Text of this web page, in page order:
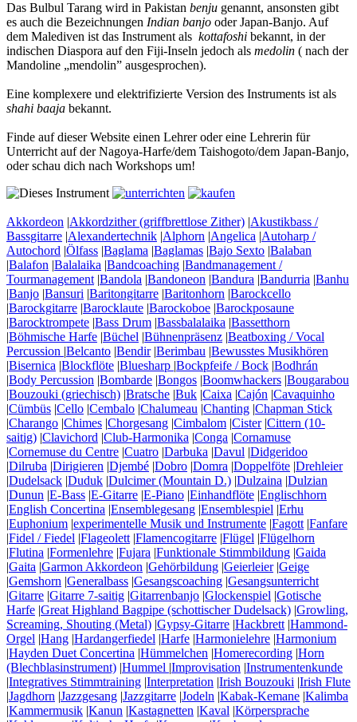
Das Bulbul Tarang wird in Pakistan benju genannt, ansonsten gibt
es auch die Bezeichnungen Indian banjo oder Japan-Banjo. Auf
dem Malediven ist das Instrument als kottafoshi bekannt, in der
indischen Diaspora auf den Fiji-Inseln jedoch als medolin ( nach der
Mandoline „mendolin” ausgesprochen).
Eine komplexere und elektrifizierte Version des Instruments ist als
shahi baaja bekannt.
Finde auf dieser Website einen Lehrer oder eine Lehrerin für
Unterricht auf der Nagoya-Harfe/dem Taishogoto/dem Japan-Banjo,
oder schau dich nach Workshops um!
Akkordeon |Akkordzither (griffbrettlose Zither) |Akustikbass /
Bassgitarre |Alexandertechnik |Alphorn |Angelica |Autoharp /
Autochord |Ölfass |Baglama |Baglamas |Bajo Sexto |Balaban
|Balafon |Balalaika |Bandcoaching |Bandmanagement /
Tourmanagement|Bandola |Bandoneon |Bandura |Bandurria |Banhu
|Banjo |Bansuri |Baritongitarre |Baritonhorn |Barockcello
|Barockgitarre |Barocklaute |Barockoboe |Barockposaune
|Barocktrompete |Bass Drum |Bassbalalaika |Bassetthorn
|Böhmische Harfe |Büchel |Bühnenpräsenz |Beatboxing / Vocal
Percussion |Belcanto |Bendir|Berimbau |Bewusstes Musikhören
|Bisernica |Blockflöte |Bluesharp |Bockpfeife / Bock |Bodhrán
|Body Percussion |Bombarde |Bongos |Boomwhackers |Bougarabou
|Bouzouki (griechisch) |Bratsche |Buk |Caixa |Cajón |Cavaquinho
|Cümbüs |Cello |Cembalo |Chalumeau |Chanting |Chapman Stick
|Charango |Chimes |Chorgesang |Cimbalom |Cister|Cittern (10-
saitig) |Clavichord |Club-Harmonika |Conga |Cornamuse
|Cornemuse du Centre |Cuatro |Darbuka |Davul |Didgeridoo
|Dilruba |Dirigieren |Djembé |Dobro |Domra |Doppelföte |Drehleier
|Dudelsack |Duduk |Dulcimer (Mountain D.) |Dulzaina |Dulzian
|Dunun |E-Bass |E-Gitarre |E-Piano |Einhandflöte |Englischhorn
|English Concertina |Ensemblegesang |Ensemblespiel |Erhu
|Euphonium |experimentelle Musik und Instrumente |Fagott|Fanfare
|Fidel / Fiedel |Flageolett|Flamencogitarre |Flügel |Flügelhorn
|Flutina |Formenlehre |Fujara |Funktionale Stimmbildung |Gaida
|Gaita |Garmon Akkordeon |Gehörbildung |Geierleier|Geige
|Gemshorn |Generalbass |Gesangscoaching |Gesangsunterricht
|Gitarre |Gitarre 7-saitig |Gitarrenbanjo |Glockenspiel |Gotische
Harfe |Great Highland Bagpipe (schottischer Dudelsack) |Growling,
Screaming, Shouting (Metal) |Gypsy-Gitarre |Hackbrett|Hammond-
Orgel |Hang |Hardangerfiedel |Harfe |Harmonielehre |Harmonium
|Hayden Duet Concertina |Hümmelchen |Homerecording |Horn
(Blechblasinstrument) |Hummel |Improvisation |Instrumentenkunde
|Integratives Stimmtraining |Interpretation |Irish Bouzouki |Irish Flute
|Jagdhorn |Jazzgesang |Jazzgitarre |Jodeln |Kabak-Kemane |Kalimba
|Kammermusik |Kanun |Kastagnetten |Kaval |Körpersprache